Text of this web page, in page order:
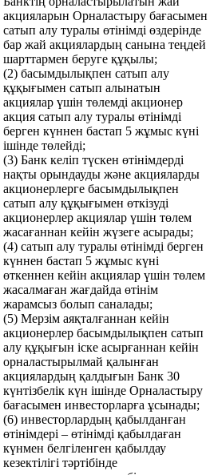
акцияларын Орналастыру бағасымен
сатып алу туралы өтінімді өздерінде
бар жай акциялардың санына теңдей
шарттармен беруге құқылы;
(2) басымдылықпен сатып алу
құқығымен сатып алынатын
акциялар үшін төлемді акционер
акция сатып алу туралы өтінімді
берген күннен бастап 5 жұмыс күні
ішінде төлейді;
(3) Банк келіп түскен өтінімдерді
нақты орындауды және акцияларды
акционерлерге басымдылықпен
сатып алу құқығымен өткізуді
акционерлер акциялар үшін төлем
жасағаннан кейін жүзеге асырады;
(4) сатып алу туралы өтінімді берген
күннен бастап 5 жұмыс күні
өткеннен кейін акциялар үшін төлем
жасалмаған жағдайда өтінім
жарамсыз болып саналады;
(5) Мерзім аяқталғаннан кейін
акционерлер басымдылықпен сатып
алу құқығын іске асырғаннан кейін
орналастырылмай қалынған
акциялардың қалдығын Банк 30
күнтізбелік күн ішінде Орналастыру
бағасымен инвесторларға ұсынады;
(6) инвесторлардың қабылданған
өтінімдері – өтінімді қабылдаған
күнмен белгіленген қабылдау
кезектілігі тәртібінде